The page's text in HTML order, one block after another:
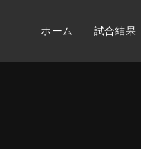
ホーム 試合結果